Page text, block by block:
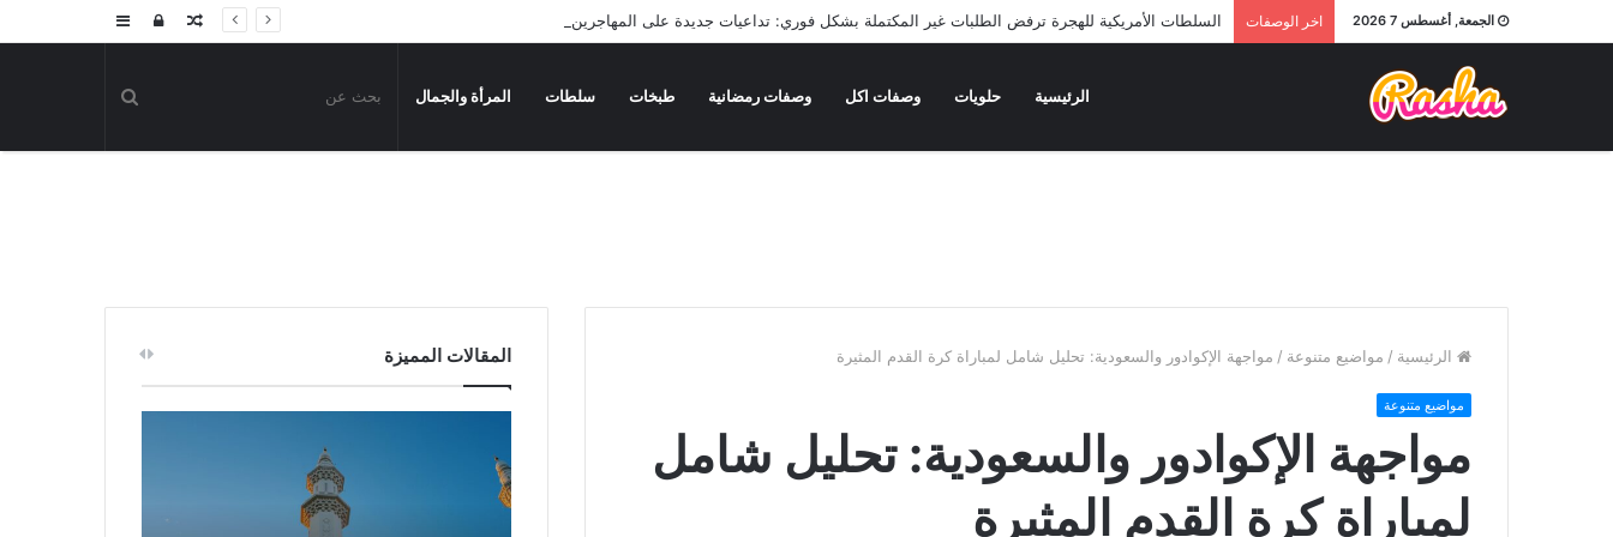
الجمعة, أغسطس 7 2026 اخر الوصفات السلطات الأمريكية للهجرة ترفض الطلبات غير المكتملة بشكل فوري: تداعيات جديدة على المهاجرين إضافةتسجيلمقال
الرئيسية حلويات وصفات اكل وصفات رمضانية طبخات سلطات المرأة والجمال
الرئيسية / مواضيع متنوعة / مواجهة الإكوادور والسعودية: تحليل شامل لمباراة كرة القدم المثيرة
مواضيع متنوعة
مواجهة الإكوادور والسعودية: تحليل شامل
لمباراة كرة القدم المثيرة
المقالات المميزة